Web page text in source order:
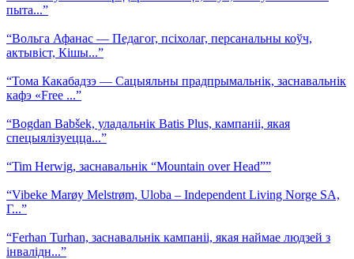
пыта...”
“Вольга Афанас — Педагог, псіхолаг, персанальны коўч,
актывіст, Кішы...”
“Тома Какабадзэ — Сацыяльны прадпрымальнік, заснавальнік
кафэ «Free ...”
“Bogdan Babšek, уладальнік Batis Plus, кампаніі, якая
спецыялізуецца...”
“Tim Herwig, заснавальнік “Mountain over Head””
“Vibeke Marøy Melstrøm, Uloba – Independent Living Norge SA,
Г...”
“Ferhan Turhan, заснавальнік кампаніі, якая наймае людзей з
інвалідн...”